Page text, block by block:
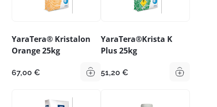
YaraTera® Kristalon
Orange 25kg
67,00 €
YaraTera®Krista K
Plus 25kg
51,20 €